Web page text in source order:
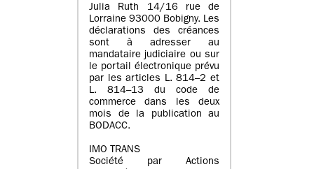
Julia Ruth 14/16 rue de
Lorraine 93000 Bobigny. Les
déclarations des créances
sont à adresser au
mandataire judiciaire ou sur
le portail électronique prévu
par les articles L. 814–2 et
L. 814–13 du code de
commerce dans les deux
mois de la publication au
BODACC.
IMO TRANS
Société par Actions